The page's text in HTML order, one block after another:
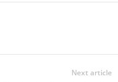
Next article